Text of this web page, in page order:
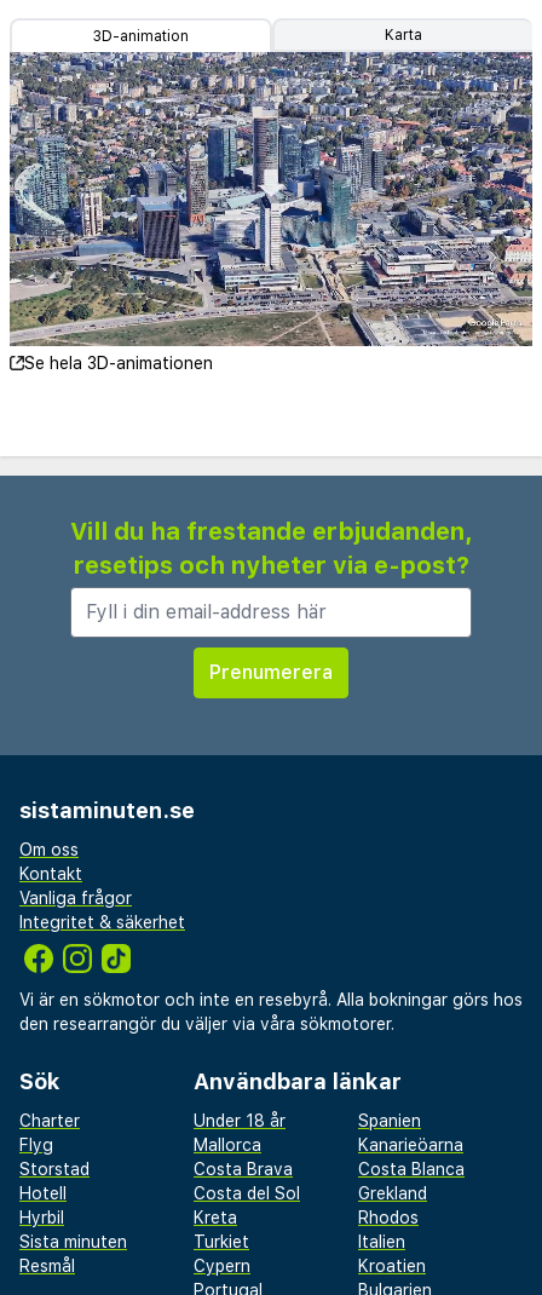
Samtliga rum med bad/dusch, wc och hårtork,
kabel-TV med betalfilmer samt möjlighet för fri
trådlös Internetuppkoppling. Rökfria rum mot
önskemål.
Adress: Konstitucijos pr. 20, 09308 Vilnius,
Lithuania
Centrum: 500 m | Flygplats: VNO 9 km
Bar | Restaurang | Frukostrum | Kafé
3D-animation Karta
Se hela 3D-animationen
Vill du ha frestande erbjudanden,
resetips och nyheter via e-post?
sistaminuten.se
Om oss
Kontakt
Vanliga frågor
Integritet & säkerhet
Vi är en sökmotor och inte en resebyrå. Alla bokningar görs hos
den researrangör du väljer via våra sökmotorer.
Sök
Charter
Flyg
Storstad
Hotell
Hyrbil
Sista minuten
Resmål
Användbara länkar
Under 18 år
Spanien
Mallorca
Kanarieöarna
Costa Brava
Costa Blanca
Costa del Sol
Grekland
Kreta
Rhodos
Turkiet
Italien
Cypern
Kroatien
Portugal
Bulgarien